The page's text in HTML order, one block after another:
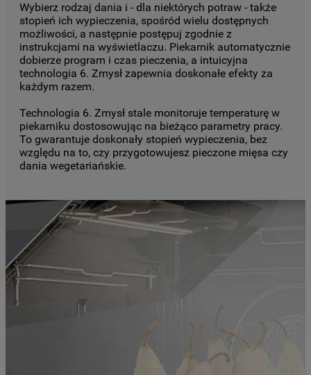
Wybierz rodzaj dania i - dla niektórych potraw - także
stopień ich wypieczenia, spośród wielu dostępnych
możliwości, a następnie postępuj zgodnie z
instrukcjami na wyświetlaczu. Piekarnik automatycznie
dobierze program i czas pieczenia, a intuicyjna
technologia 6. Zmysł zapewnia doskonałe efekty za
każdym razem.
Technologia 6. Zmysł stale monitoruje temperaturę w
piekarniku dostosowując na bieżąco parametry pracy.
To gwarantuje doskonały stopień wypieczenia, bez
względu na to, czy przygotowujesz pieczone mięsa czy
dania wegetariańskie.